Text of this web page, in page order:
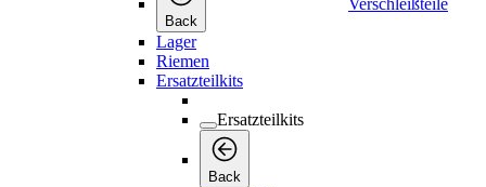
Back
Verschleißteile
Lager
Riemen
Ersatzteilkits
Ersatzteilkits
Back